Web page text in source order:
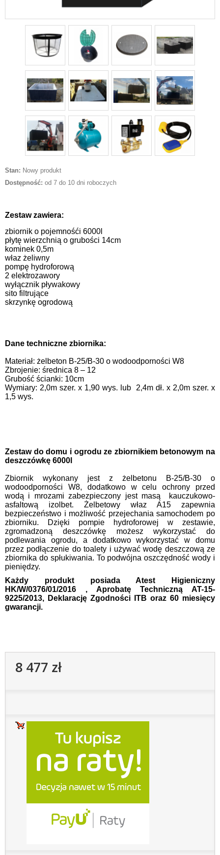
Stan: Nowy produkt
Dostępność: od 7 do 10 dni roboczych
Zestaw zawiera:
zbiornik o pojemnośći 6000l
płytę wierzchnią o grubości 14cm
kominek 0,5m
właz żeliwny
pompę hydroforową
2 elektrozawory
wyłącznik pływakowy
sito filtrujące
skrzynkę ogrodową
Dane techniczne zbiornika:
Materiał: żelbeton B-25/B-30 o wodoodporności W8
Zbrojenie: średnica 8 – 12
Grubość ścianki: 10cm
Wymiary: 2,0m szer. x 1,90 wys. l ub 2,4m dł. x 2,0m szer. x
1,5 wys.
Zestaw do domu i ogrodu ze zbiornikiem betonowym na
deszczówkę 6000l
Zbiornik wykonany jest z żelbetonu B-25/B-30 o
wodoodporności W8, dodatkowo w celu ochrony przed
wodą i mrozami zabezpieczony jest masą kauczukowo-
asfaltową izolbet. Żelbetowy właz A15 zapewnia
bezpieczeństwo i możliwość przejechania samochodem po
zbiorniku. Dzięki pompie hydroforowej w zestawie,
zgromadzoną deszczówkę możesz wykorzystać do
podlewania ogrodu, a dodatkowo wykorzystać w domu
przez podłączenie do toalety i używać wodę deszczową ze
zbiornika do spłukiwania. To podwójna oszczędność wody i
pieniędzy.
Każdy produkt posiada Atest Higieniczny
HK/W/0376/01/2016 , Aprobatę Techniczną AT-15-
9225/2013, Deklarację Zgodności ITB oraz 60 miesięcy
gwarancji.
8 477 zł